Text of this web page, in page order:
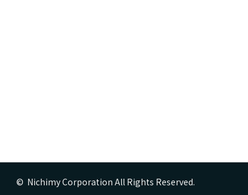
©  Nichimy Corporation All Rights Reserved.